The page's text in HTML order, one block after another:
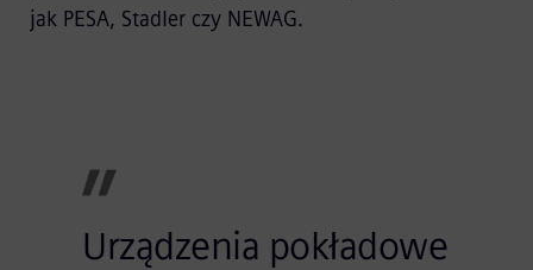
jak PESA, Stadler czy NEWAG.
Urządzenia pokładowe